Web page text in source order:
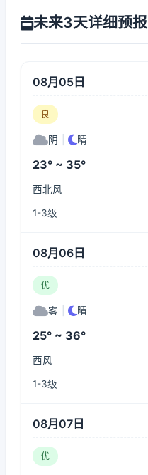
未来3天详细预报
08月05日
良
阴 晴
23° ~ 35°
西北风
1-3级
08月06日
优
雾 晴
25° ~ 36°
西风
1-3级
08月07日
优